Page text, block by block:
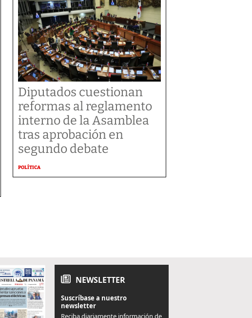
Diputados cuestionan
reformas al reglamento
interno de la Asamblea
tras aprobación en
segundo debate
POLÍTICA
NEWSLETTER
Suscríbase a nuestro
newsletter